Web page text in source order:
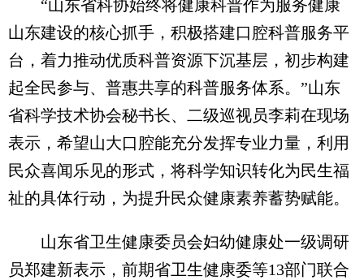
“山东省科协始终将健康科普作为服务健康
山东建设的核心抓手，积极搭建口腔科普服务平
台，着力推动优质科普资源下沉基层，初步构建
起全民参与、普惠共享的科普服务体系。”山东
省科学技术协会秘书长、二级巡视员李莉在现场
表示，希望山大口腔能充分发挥专业力量，利用
民众喜闻乐见的形式，将科学知识转化为民生福
祉的具体行动，为提升民众健康素养蓄势赋能。
山东省卫生健康委员会妇幼健康处一级调研
员郑建新表示，前期省卫生健康委等13部门联合